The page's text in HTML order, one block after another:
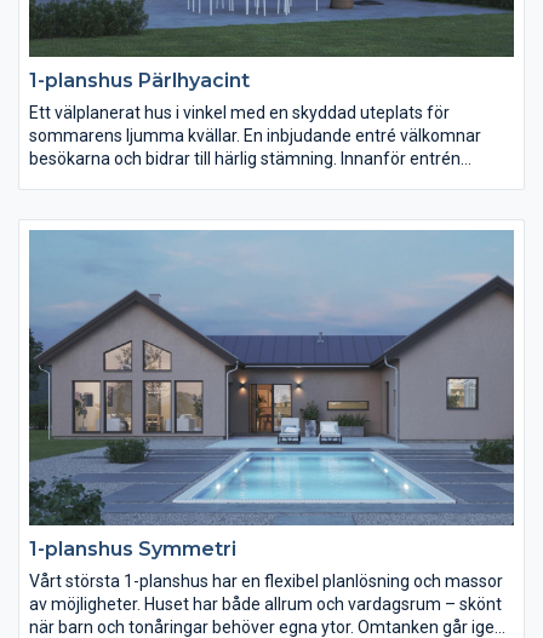
1-planshus Pärlhyacint
Ett välplanerat hus i vinkel med en skyddad uteplats för
sommarens ljumma kvällar. En inbjudande entré välkomnar
besökarna och bidrar till härlig stämning. Innanför entrén
barn-/ungdomsdelen med eget allrum. Föräldrasovrummet har
1-planshus Symmetri
Vårt största 1-planshus har en flexibel planlösning och massor
av möjligheter. Huset har både allrum och vardagsrum – skönt
när barn och tonåringar behöver egna ytor. Omtanken går igen i